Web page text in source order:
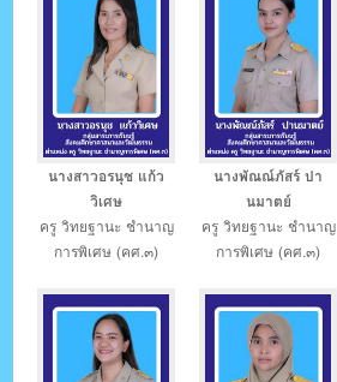
นางสาวอรนุช แก้ว
วิเศษ
ครู วิทยฐานะ ชำนาญ
การพิเศษ (คศ.๓)
นางพัณณ์ภัสร์ ปา
นมาตย์
ครู วิทยฐานะ ชำนาญ
การพิเศษ (คศ.๓)